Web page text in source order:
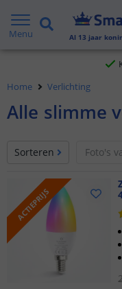
Menu Al 13 jaar
Gratis
Home Verlichting
Alle slimme
Sorteren Foto's
ACTIEPRIJS